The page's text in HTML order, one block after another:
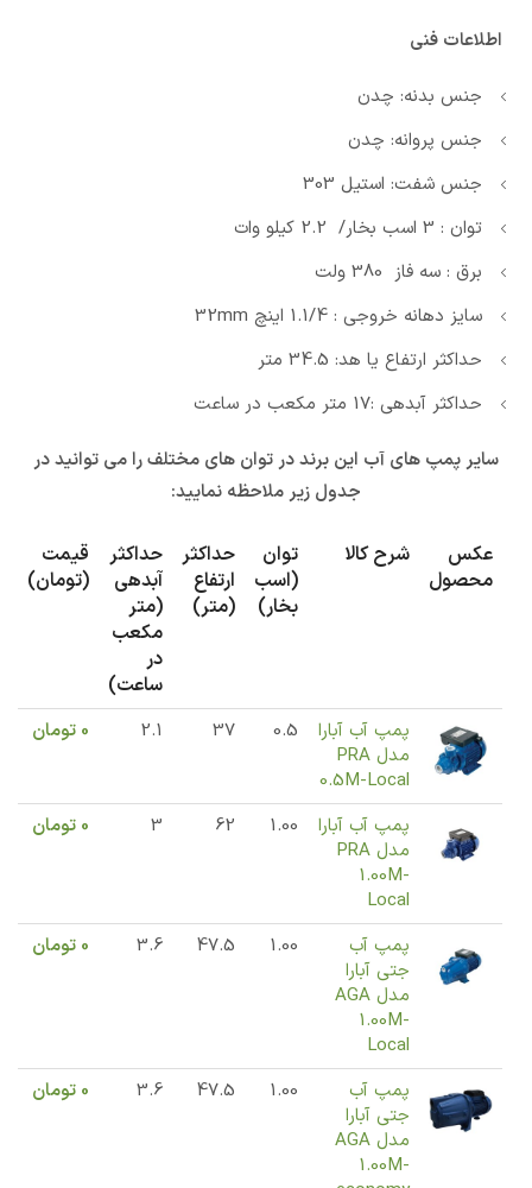
اطلاعات فنی
جنس بدنه: چدن
جنس پروانه: چدن
جنس شفت: استیل 303
توان : 3 اسب بخار/ 2.2 کیلو وات
برق : سه فاز 380 ولت
سایز دهانه خروجی : 1.1/4 اینچ 32mm
حداکثر ارتفاع یا هد: 34.5 متر
حداکثر آبدهی :17 متر مکعب در ساعت
سایر پمپ های آب این برند در توان های مختلف را می توانید در
جدول زیر ملاحظه نمایید:
عکس
محصول
شرح کالا
توان
(اسب
بخار)
حداکثر
ارتفاع
(متر)
حداکثر
آبدهی
(متر
مکعب
در
ساعت)
قیمت
(تومان)
پمپ آب آبارا
مدل PRA
0.5M-Local
0.5
37
2.1
0 تومان
پمپ آب آبارا
مدل PRA
1.00M-
Local
1.00
62
3
0 تومان
پمپ آب
جتی آبارا
مدل AGA
1.00M-
Local
1.00
47.5
3.6
0 تومان
پمپ آب
جتی آبارا
مدل AGA
1.00M-
1.00
47.5
3.6
0 تومان